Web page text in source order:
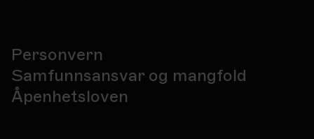
Personvern
Samfunnsansvar og mangfold
Åpenhetsloven